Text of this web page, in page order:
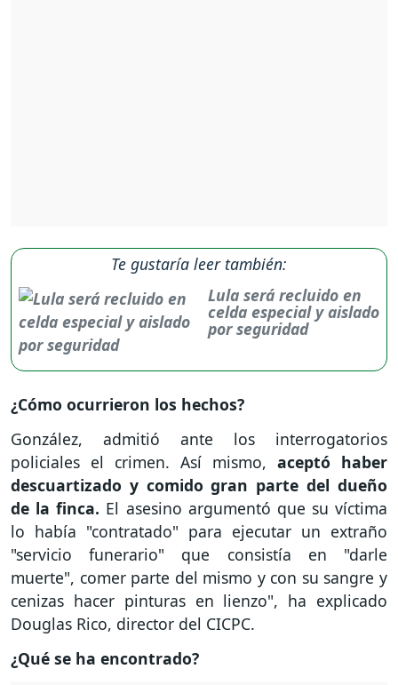
Te gustaría leer también:
Lula será recluido en
celda especial y aislado
por seguridad
¿Cómo ocurrieron los hechos?
González, admitió ante los interrogatorios
policiales el crimen. Así mismo, aceptó haber
descuartizado y comido gran parte del dueño
de la finca. El asesino argumentó que su víctima
lo había "contratado" para ejecutar un extraño
"servicio funerario" que consistía en "darle
muerte", comer parte del mismo y con su sangre y
cenizas hacer pinturas en lienzo", ha explicado
Douglas Rico, director del CICPC.
¿Qué se ha encontrado?